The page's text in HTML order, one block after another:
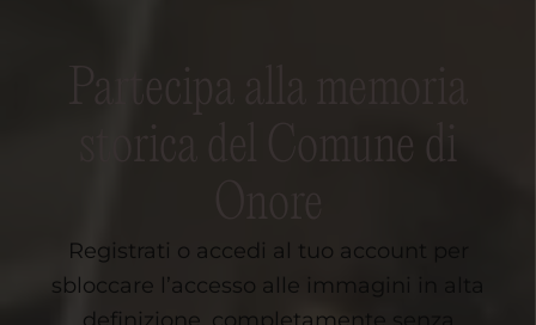
storica del Comune di
Registrati o accedi al tuo account per
sbloccare l’accesso alle immagini in alta